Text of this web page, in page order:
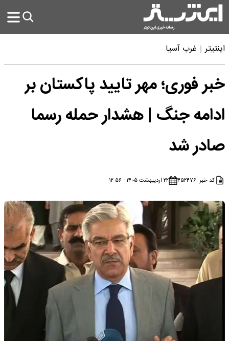
اینتیتر غرب آسیا
خبر فوری؛ مهر تایید پاکستان بر
ادامه جنگ | هشدار حمله رسما
صادر شد
کد خبر :۴۵۲۴۷۶ ۲۲ اردیبهشت ۱۴۰۵ - ۱۲:۵۶